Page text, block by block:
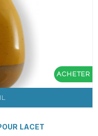
ACHETER
LACET